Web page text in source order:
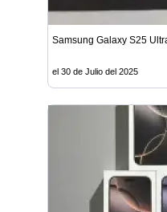
Samsung Galaxy S25
el 30 de Julio del 2025